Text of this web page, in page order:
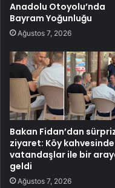
Anadolu Otoyolu’nda
Bayram Yoğunluğu
Ağustos 7, 2026
Bakan Fidan’dan
ziyaret: Köy kahvesinde
vatandaşlar ile bir
geldi
Ağustos 7, 2026